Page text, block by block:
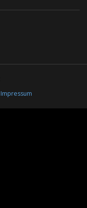
Impressum